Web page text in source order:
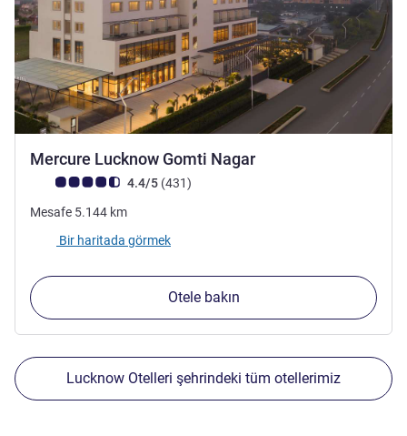
Mercure Lucknow Gomti Nagar
Avis müşterileri puanı (ALL Puanlama)
4.4/5 (431görüş
)
Mesafe 5.144 km
Bir haritada görmek
Otele bakın
Lucknow Otelleri şehrindeki tüm otellerimiz